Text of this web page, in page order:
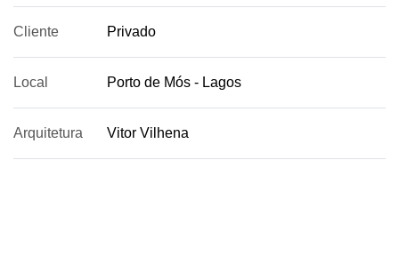
Cliente Privado
Local Porto de Mós - Lagos
Arquitetura Vitor Vilhena